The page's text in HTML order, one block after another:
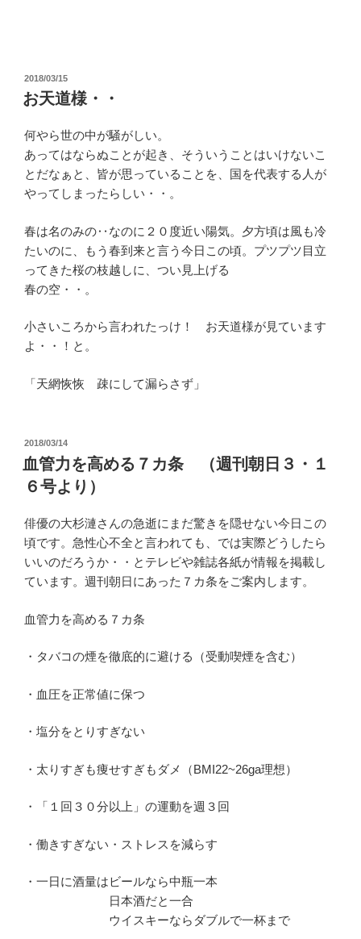
投
稿
日:
2018/03/15
お天道様・・
何やら世の中が騒がしい。
あってはならぬことが起き、そういうことはいけないこ
とだなぁと、皆が思っていることを、国を代表する人が
やってしまったらしい・・。
春は名のみの‥なのに２０度近い陽気。夕方頃は風も冷
たいのに、もう春到来と言う今日この頃。プツプツ目立
ってきた桜の枝越しに、つい見上げる
春の空・・。
小さいころから言われたっけ！ お天道様が見ています
よ・・！と。
「天網恢恢 疎にして漏らさず」
投
稿
日:
2018/03/14
血管力を高める７カ条 （週刊朝日３・１
６号より）
俳優の大杉漣さんの急逝にまだ驚きを隠せない今日この
頃です。急性心不全と言われても、では実際どうしたら
いいのだろうか・・とテレビや雑誌各紙が情報を掲載し
ています。週刊朝日にあった７カ条をご案内します。
血管力を高める７カ条
・タバコの煙を徹底的に避ける（受動喫煙を含む）
・血圧を正常値に保つ
・塩分をとりすぎない
・太りすぎも痩せすぎもダメ（BMI22~26ga理想）
・「１回３０分以上」の運動を週３回
・働きすぎない・ストレスを減らす
・一日に酒量はビールなら中瓶一本
日本酒だと一合
ウイスキーならダブルで一杯まで